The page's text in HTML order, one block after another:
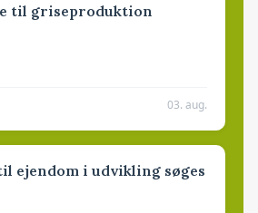
til griseproduktion
03. aug.
ejendom i udvikling søges